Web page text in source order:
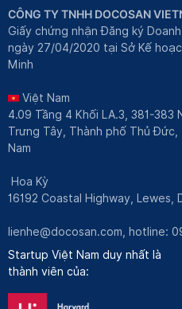
CÔNG TY TNHH DOCOSAN
Giấy chứng nhận Đăng ký
ngày 27/04/2020 tại Sở Kế
Minh
Việt Nam
4.09 Tầng 4 Khối LA.3, 381-383
Trưng Tây, Thành phố Thủ Đức,
Nam
Hoa Kỳ
16192 Coastal Highway, Lewes,
lienhe@docosan.com, hotline:
Startup Việt Nam duy nhất là
thành viên của: